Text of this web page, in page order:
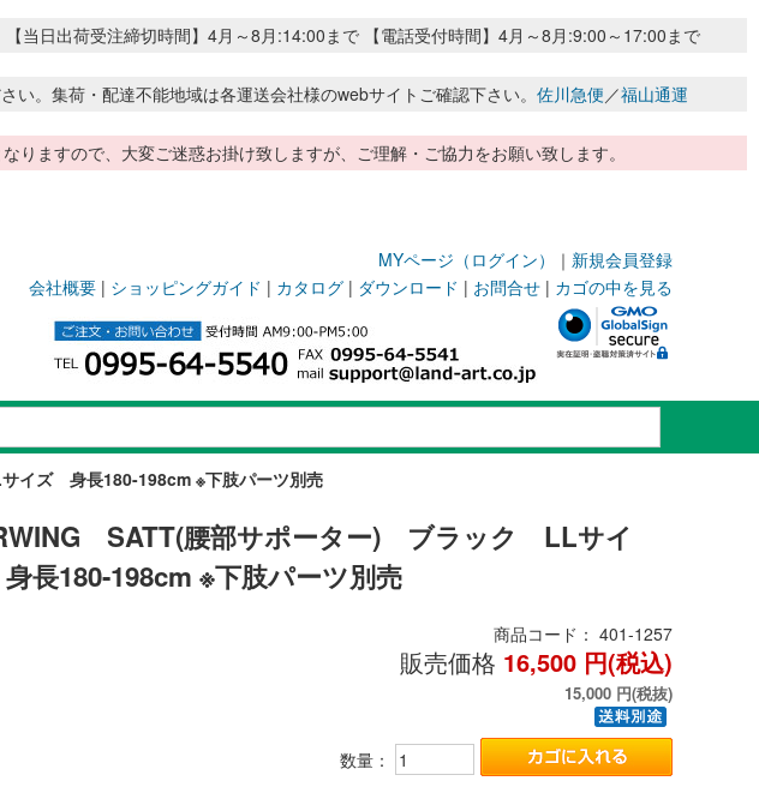
【当日出荷受注締切時間】4月～8月:14:00まで 【電話受付時間】4月～8月:9:00～17:00まで
。集荷・配達不能地域は各運送会社様のwebサイトご確認下さい。 佐川急便／福山通運
ますので、大変ご迷惑お掛け致しますが、ご理解・ご協力をお願い致します。
MYページ（ログイン） ｜ 新規会員登録
会社概要 | ショッピングガイド | カタログ | ダウンロード | お問合せ | カゴの中を見る
ズ 身長180-198cm ※下肢パーツ別売
SATT(腰部サポーター) ブラック LLサイ
長180-198cm ※下肢パーツ別売
商品コード： 401-1257
販売価格 16,500 円(税込)
15,000 円(税抜)
数量：